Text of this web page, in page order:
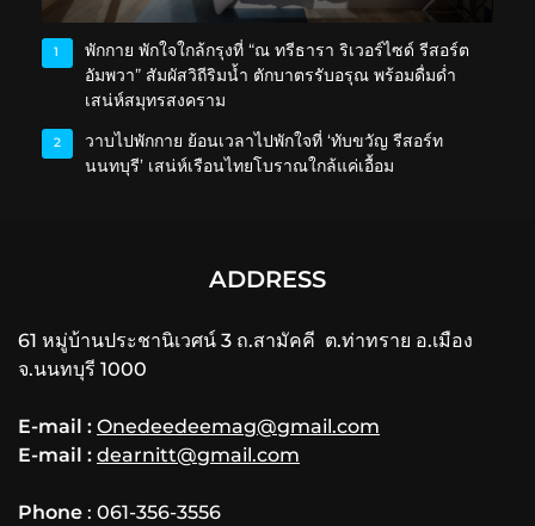
1
พักกาย พักใจใกล้กรุงที่ “ณ ทรีธารา ริเวอร์ไซด์ รีสอร์ต
อัมพวา” สัมผัสวิถีริมน้ำ ตักบาตรรับอรุณ พร้อมดื่มด่ำ
เสน่ห์สมุทรสงคราม
2
วาบไปพักกาย ย้อนเวลาไปพักใจที่ ‘ทับขวัญ รีสอร์ท
นนทบุรี’ เสน่ห์เรือนไทยโบราณใกล้แค่เอื้อม
ADDRESS
61 หมู่บ้านประชานิเวศน์ 3 ถ.สามัคคี ต.ท่าทราย อ.เมือง
จ.นนทบุรี 1000
E-mail : Onedeedeemag@gmail.com
E-mail : dearnitt@gmail.com
Phone : 061-356-3556